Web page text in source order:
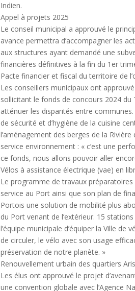
Indien.
Appel à projets 2025
Le conseil municipal a approuvé le
avance permettra d’accompagner les
aux structures ayant demandé une
financières définitives à la fin du 1er
Pacte financier et fiscal du territoire de
Les conseillers municipaux ont
sollicitant le fonds de concours 2024 du
atténuer les disparités entre
de sécurité et d’hygiène de la cuisine
l’aménagement des berges de la
service environnement : « c’est une
ce fonds, nous allons pouvoir aller
Vélos à assistance électrique (vae) en
Le programme de travaux
service au Port ainsi que son plan de
Portois une solution de mobilité plus
du Port venant de l’extérieur. 15
l’équipe municipale d’équiper la Ville
de circuler, le vélo avec son usage
préservation de notre planète. »
Renouvellement urbain des quartiers
Les élus ont approuvé le projet
une convention globale avec l’Agence